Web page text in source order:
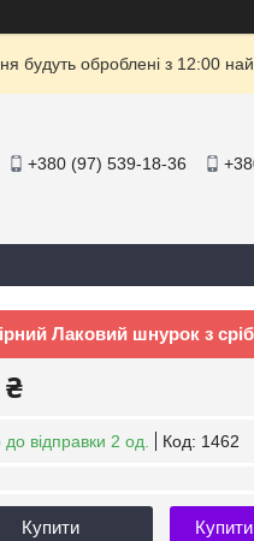
будуть оброблені з 12:00
+380 (97) 539-18-36
Лаковий шнурок з
до відправки 2 од. Код: 1462
Купити